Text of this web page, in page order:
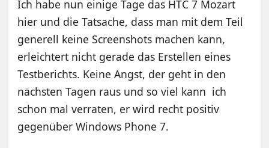
Ich habe nun einige Tage das HTC 7 Mozart
hier und die Tatsache, dass man mit dem Teil
generell keine Screenshots machen kann,
erleichtert nicht gerade das Erstellen eines
Testberichts. Keine Angst, der geht in den
nächsten Tagen raus und so viel kann ich
schon mal verraten, er wird recht positiv
gegenüber Windows Phone 7.